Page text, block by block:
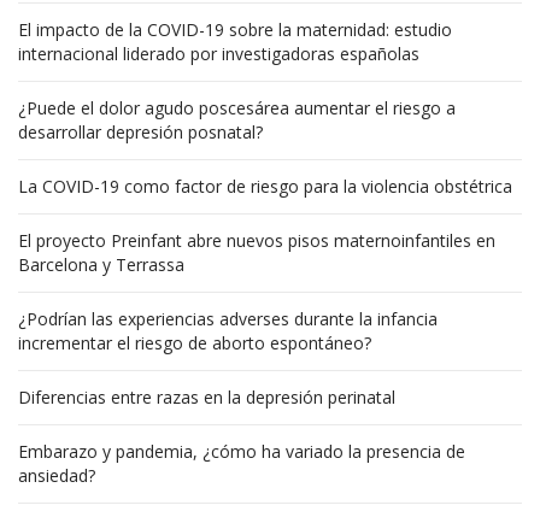
El impacto de la COVID-19 sobre la maternidad: estudio
internacional liderado por investigadoras españolas
¿Puede el dolor agudo poscesárea aumentar el riesgo a
desarrollar depresión posnatal?
La COVID-19 como factor de riesgo para la violencia obstétrica
El proyecto Preinfant abre nuevos pisos maternoinfantiles en
Barcelona y Terrassa
¿Podrían las experiencias adverses durante la infancia
incrementar el riesgo de aborto espontáneo?
Diferencias entre razas en la depresión perinatal
Embarazo y pandemia, ¿cómo ha variado la presencia de
ansiedad?